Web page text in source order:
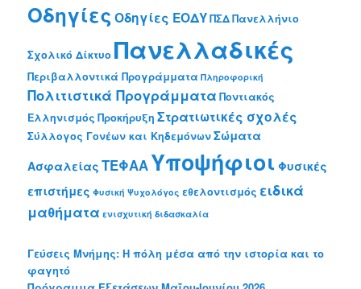
Οδηγίες Οδηγίες ΕΟΔΥΠΣΔΠανελλήνιο
Σχολικό Δίκτυο Πανελλαδικές
Περιβαλλοντικά Προγράμματα Πληροφορική
Πολιτιστικά Προγράμματα Ποντιακός
Ελληνισμός Προκήρυξη Στρατιωτικές σχολές
Σύλλογος Γονέων και ΚηδεμόνωνΣώματα
Ασφαλείας ΤΕΦΑΑΥποψήφιοι Φυσικές
επιστήμες Φυσική Ψυχολόγος εθελοντισμός ειδικά
μαθήματα ενισχυτική διδασκαλία
Γεύσεις Μνήμης: Η πόλη μέσα από την ιστορία και το
φαγητό